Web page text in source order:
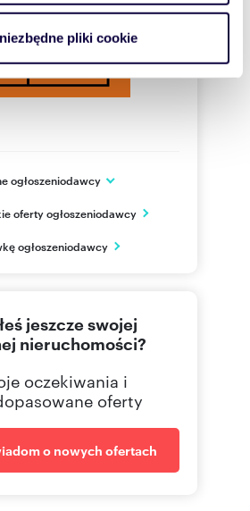
funkcje społecznościowe i
udostępniamy partnerom
te informacje z innymi danymi
pliki cookie
ogłoszeniodawcy
oferty ogłoszeniodawcy
ogłoszeniodawcy
jeszcze swojej
nieruchomości?
oczekiwania i
oferty
o nowych ofertach